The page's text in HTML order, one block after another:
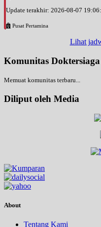
Update terakhir: 2026-08-07
Pusat Pertamina
Lihat
Komunitas Doktersiaga
Memuat komunitas terbaru...
Diliput oleh Media
About
Tentang Kami